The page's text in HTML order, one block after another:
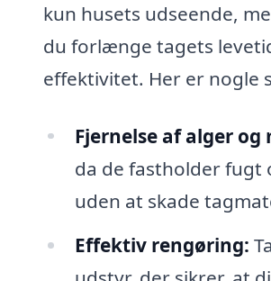
kun husets udseende,
du forlænge tagets
effektivitet. Her er nogle
Fjernelse af alger og
da de fastholder fugt
uden at skade
Effektiv rengøring: